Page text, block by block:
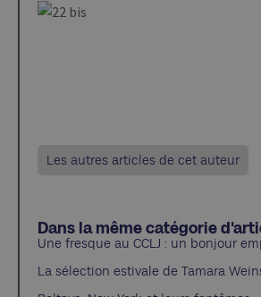
Les autres articles de cet auteur
Dans la même catégorie
Une fresque au CCLJ : un bonjour
La sélection estivale de Tamara